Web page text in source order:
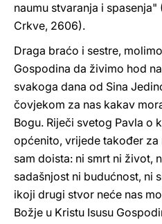
naumu stvaranja i
Crkve, 2606).
Draga braćo i sestre,
Gospodina da živimo hod
svakoga dana od Sina
čovjekom za nas kakav
Bogu. Riječi svetog Pavla o
općenito, vrijede također
sam doista: ni smrt ni život,
sadašnjost ni budućnost, ni
ikoji drugi stvor neće nas
Božje u Kristu Isusu